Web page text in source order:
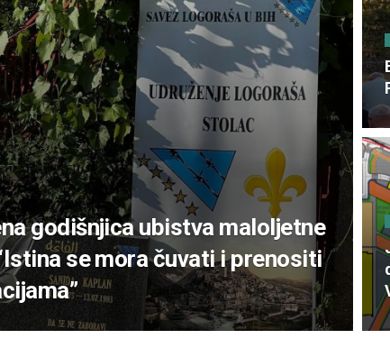
godišnjica ubistva maloljetne
se mora čuvati i prenositi